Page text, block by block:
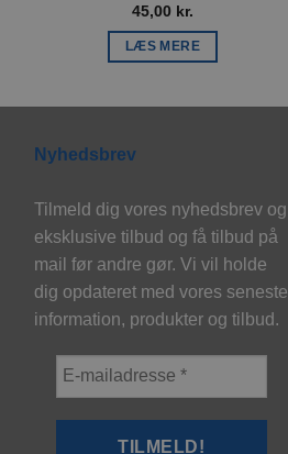
45,00 kr.
LÆS MERE
Nyhedsbrev
Tilmeld dig vores nyhedsbrev og
eksklusive tilbud og få tilbud på
mail før andre gør. Vi vil holde
dig opdateret med vores seneste
information, produkter og tilbud.